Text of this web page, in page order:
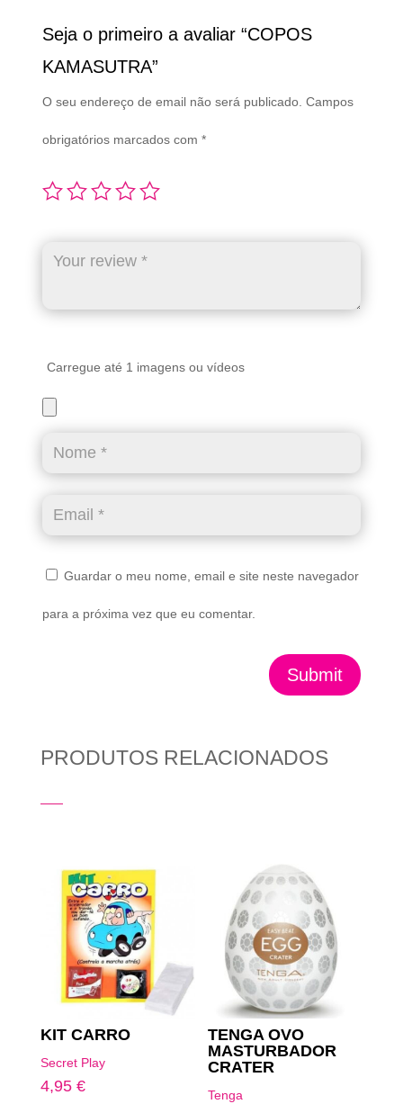
Seja o primeiro a avaliar “COPOS
KAMASUTRA”
O seu endereço de email não será publicado. Campos
obrigatórios marcados com *
Carregue até 1 imagens ou vídeos
Guardar o meu nome, email e site neste navegador
para a próxima vez que eu comentar.
Submit
PRODUTOS RELACIONADOS
KIT CARRO
Secret Play
4,95 €
TENGA OVO
MASTURBADOR
CRATER
Tenga